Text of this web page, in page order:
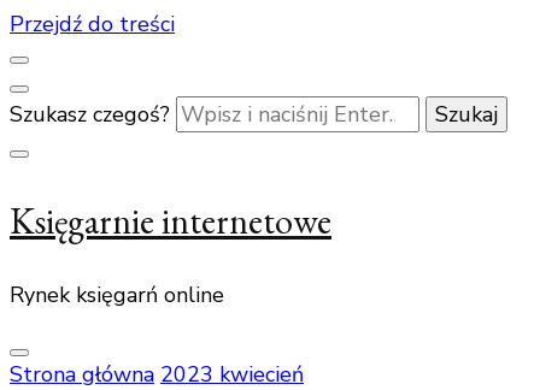
Przejdź do treści
Szukasz czegoś?
Księgarnie internetowe
Rynek księgarń online
Strona główna 2023 kwiecień